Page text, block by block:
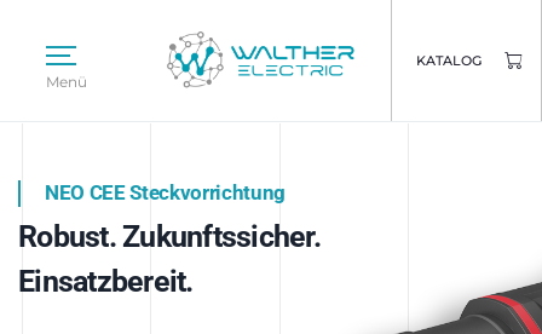
Menü
KATALOG
Intelligente Stromverteilung
NEO CEE Steckvorrichtung
Robust. Zukunftssicher.
Einsatzbereit.
Intelligenz trifft Energie.